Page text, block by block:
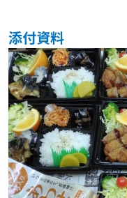
添付資料